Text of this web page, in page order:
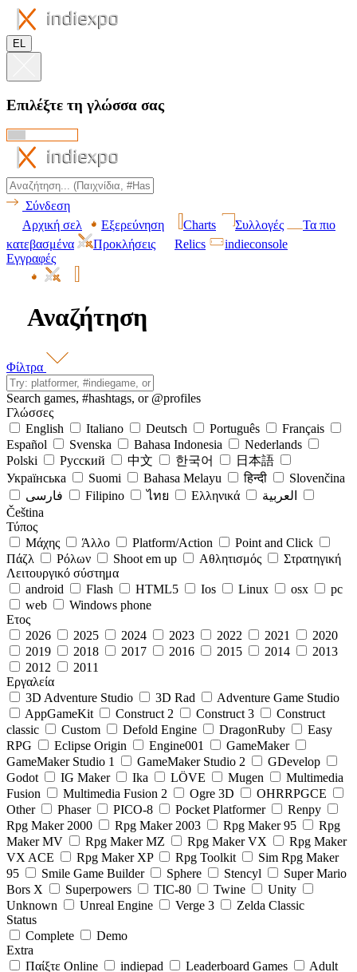
EL
Επιλέξτε τη γλώσσα σας
Σύνδεση
Αρχική σελ
Εξερεύνηση Charts Συλλογές
Τα πιο
κατεβασμένα
Προκλήσεις Relics
indieconsole
Εγγραφές
Αναζήτηση
Φίλτρα
Search games, #hashtags, or @profiles
Γλώσσες
English
Italiano Deutsch Português
Français
Español
Svenska Bahasa Indonesia
Nederlands
Polski
Русский 中文 한국어
日本語
Українська
Suomi Bahasa Melayu हिन्दी
Slovenčina
Filipino ไทย Ελληνικά
Čeština
Τύπος
Μάχης
Άλλο Platform/Action
Point and Click
Πάζλ
Ρόλων Shoot em up Αθλητισμός
Στρατηγική
Λειτουργικό σύστημα
android
Flash HTML5 Ios Linux osx
pc
web
Windows phone
Ετος
2026
2025 2024 2023 2022 2021
2020
2019
2018 2017 2016 2015 2014
2013
2012
2011
Εργαλεία
3D Adventure Studio
3D Rad
Adventure Game Studio
AppGameKit
Construct 2 Construct 3
Construct
classic
Custom Defold Engine DragonRuby
Easy
RPG
Eclipse Origin Engine001
GameMaker
GameMaker Studio 1
GameMaker Studio 2
GDevelop
Godot
IG Maker Ika LÖVE Mugen
Multimedia
Fusion
Multimedia Fusion 2 Ogre 3D
OHRRPGCE
Other
Phaser PICO-8 Pocket Platformer
Renpy
Rpg Maker 2000
Rpg Maker 2003 Rpg Maker 95
Rpg
Maker MV
Rpg Maker MZ Rpg Maker VX
Rpg Maker
VX ACE
Rpg Maker XP Rpg Toolkit
Sim Rpg Maker
95
Smile Game Builder Sphere Stencyl
Super Mario
Bors X
Superpowers TIC-80 Twine
Unity
Unknown
Unreal Engine Verge 3
Zelda Classic
Status
Complete
Demo
Extra
Παίξτε Online
indiepad Leaderboard Games
Adult